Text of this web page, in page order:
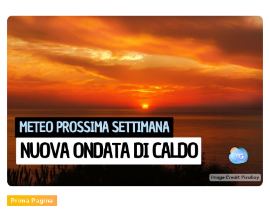
Prima Pagina